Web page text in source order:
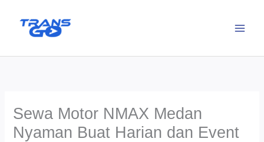
Sewa Motor NMAX Medan
Nyaman Buat Harian dan Event